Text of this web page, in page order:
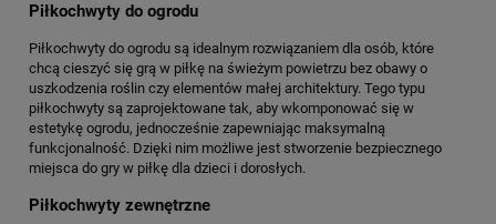
Piłkochwyty do ogrodu
Piłkochwyty do ogrodu są idealnym rozwiązaniem dla osób, które
chcą cieszyć się grą w piłkę na świeżym powietrzu bez obawy o
uszkodzenia roślin czy elementów małej architektury. Tego typu
piłkochwyty są zaprojektowane tak, aby wkomponować się w
estetykę ogrodu, jednocześnie zapewniając maksymalną
funkcjonalność. Dzięki nim możliwe jest stworzenie bezpiecznego
miejsca do gry w piłkę dla dzieci i dorosłych.
Piłkochwyty zewnętrzne